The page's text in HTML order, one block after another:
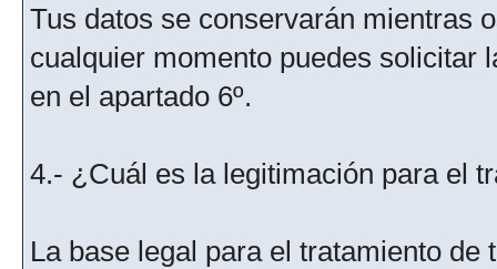
Tus datos se conservarán mientras
cualquier momento puedes solicitar
en el apartado 6º.
4.- ¿Cuál es la legitimación para el
La base legal para el tratamiento